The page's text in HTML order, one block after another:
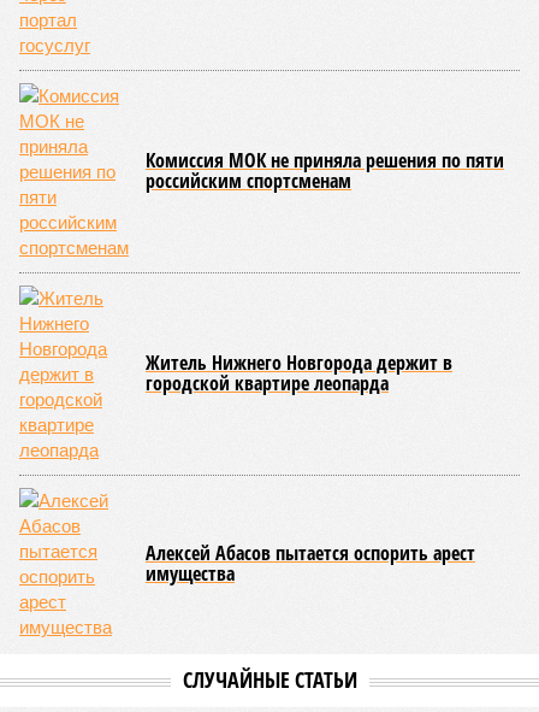
Комиссия МОК не приняла решения по пяти
российским спортсменам
Житель Нижнего Новгорода держит в
городской квартире леопарда
Алексей Абасов пытается оспорить арест
имущества
СЛУЧАЙНЫЕ СТАТЬИ